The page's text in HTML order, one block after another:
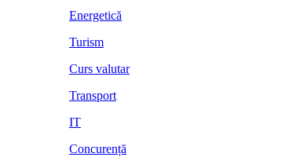
Energetică
Turism
Curs valutar
Transport
IT
Concurență